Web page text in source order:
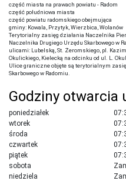
część miasta na prawach powiatu - Radom
część południowa miasta
część powiatu radomskiego obejmująca
gminy: Kowala, Przytyk, Wierzbica, Wolanów
Terytorialny zasięg działania Naczelnika
Naczelnika Drugiego Urzędu Skarbowego w
ulicami: Lubelską, St. Żeromskiego, pl.
Okulickiego, Kielecką na odcinku od ul. L.
Ulice graniczne objęte są terytorialnym
Skarbowego w Radomiu.
Godziny otwarcia
poniedziałek
wtorek
środa
czwartek
piątek
sobota
niedziela